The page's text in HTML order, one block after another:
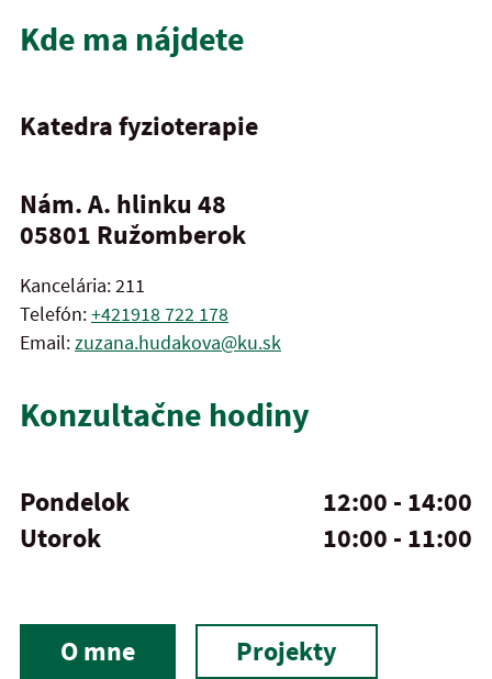
Kde ma nájdete
Katedra fyzioterapie
Nám. A. hlinku 48
05801 Ružomberok
Kancelária: 211
Telefón:+421918 722 178
Email:zuzana.hudakova@ku.sk
Konzultačne hodiny
Pondelok
12:00 - 14:00
Utorok
10:00 - 11:00
O mne Projekty